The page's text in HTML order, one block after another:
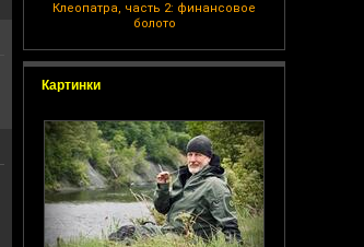
Клеопатра, часть 2: финансовое
болото
Картинки